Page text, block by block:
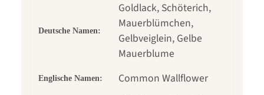
Deutsche Namen:
Goldlack, Schöterich,
Mauerblümchen,
Gelbveiglein, Gelbe
Mauerblume
Englische Namen: Common Wallflower